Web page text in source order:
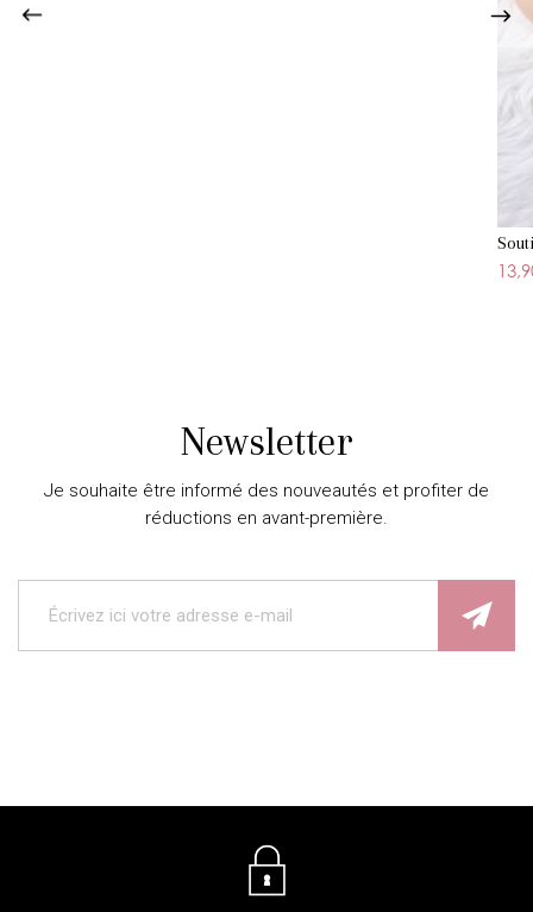
Newsletter
Je souhaite être informé des nouveautés et profiter de
réductions en avant-première.